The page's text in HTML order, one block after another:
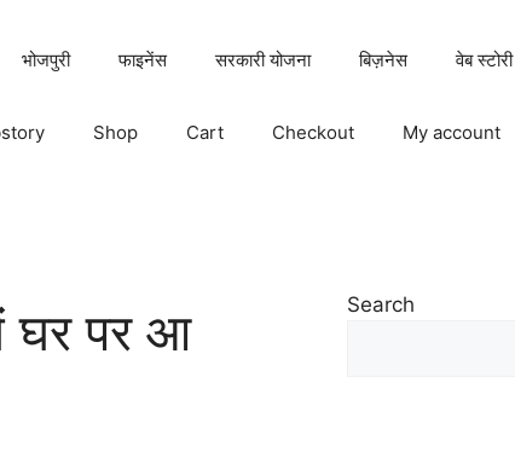
भोजपुरी फाइनेंस सरकारी योजना बिज़नेस वेब स्टोरी
Shop Cart Checkout My account
घर पर आ
Search